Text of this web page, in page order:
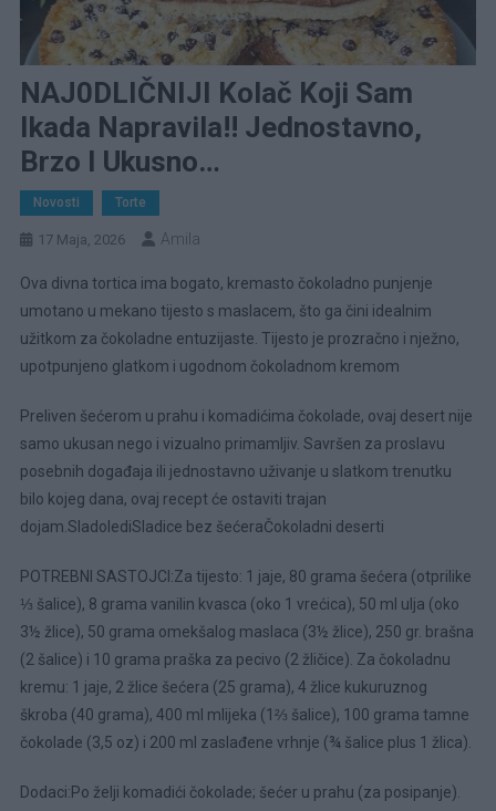
NAJ0DLIČNIJI Kolač Koji Sam
Ikada Napravila!! Jednostavno,
Brzo I Ukusno…
Novosti Torte
17 Maja, 2026 Amila
Ova divna tortica ima bogato, kremasto čokoladno punjenje
umotano u mekano tijesto s maslacem, što ga čini idealnim
užitkom za čokoladne entuzijaste. Tijesto je prozračno i nježno,
upotpunjeno glatkom i ugodnom čokoladnom kremom
Preliven šećerom u prahu i komadićima čokolade, ovaj desert nije
samo ukusan nego i vizualno primamljiv. Savršen za proslavu
posebnih događaja ili jednostavno uživanje u slatkom trenutku
bilo kojeg dana, ovaj recept će ostaviti trajan
dojam.SladolediSladice bez šećeraČokoladni deserti
POTREBNI SASTOJCI:Za tijesto: 1 jaje, 80 grama šećera (otprilike
⅓ šalice), 8 grama vanilin kvasca (oko 1 vrećica), 50 ml ulja (oko
3½ žlice), 50 grama omekšalog maslaca (3½ žlice), 250 gr. brašna
(2 šalice) i 10 grama praška za pecivo (2 žličice). Za čokoladnu
kremu: 1 jaje, 2 žlice šećera (25 grama), 4 žlice kukuruznog
škroba (40 grama), 400 ml mlijeka (1⅔ šalice), 100 grama tamne
čokolade (3,5 oz) i 200 ml zaslađene vrhnje (¾ šalice plus 1 žlica).
Dodaci:Po želji komadići čokolade; šećer u prahu (za posipanje).